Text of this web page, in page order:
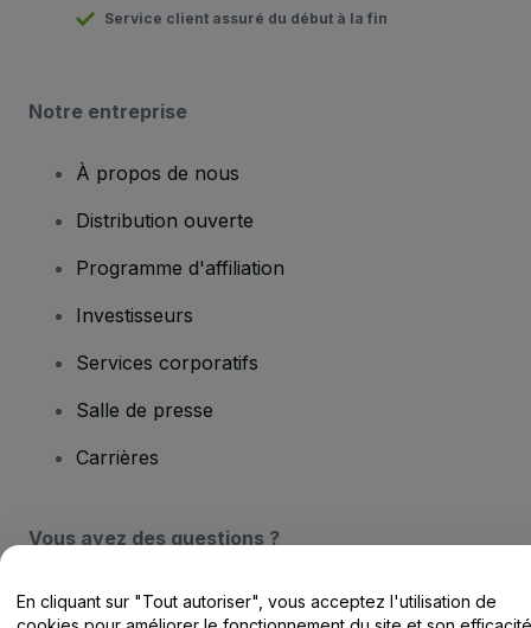
Service client assuré du début à la fin
Notre entreprise
À propos de nous
Distribution ouverte
Programme d'affiliation
Investisseurs
Services corporatifs
Salle de presse
Carrières
Vous avez des questions ?
Centre d'assistance / Nous contacter
En cliquant sur "Tout autoriser", vous acceptez l'utilisation de